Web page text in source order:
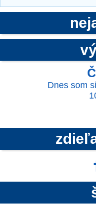
Dnes som